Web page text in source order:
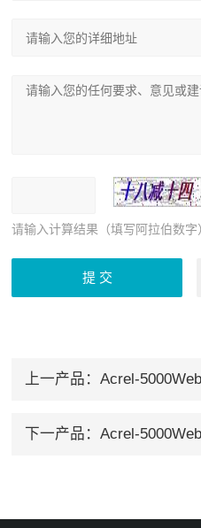
请输入计算结果（填写阿拉伯数
上一产品： Acrel-
下一产品： Acrel-